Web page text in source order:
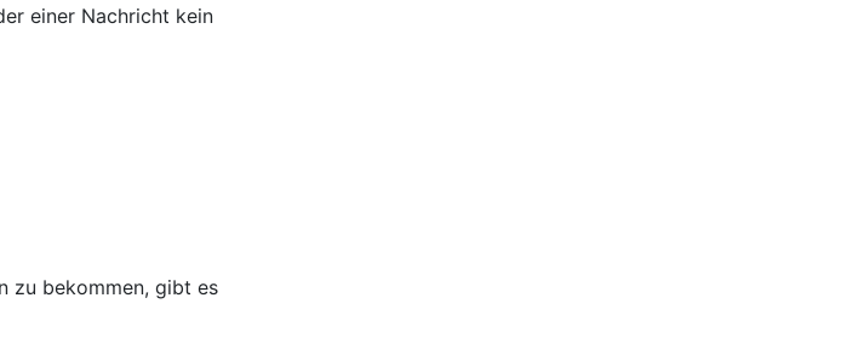
einer Nachricht kein
zu bekommen, gibt es